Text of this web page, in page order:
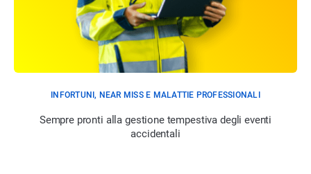
INFORTUNI, NEAR MISS E MALATTIE PROFESSIONALI
Sempre pronti alla gestione tempestiva degli eventi
accidentali